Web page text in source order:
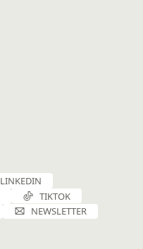
LINKEDIN
TIKTOK
NEWSLETTER